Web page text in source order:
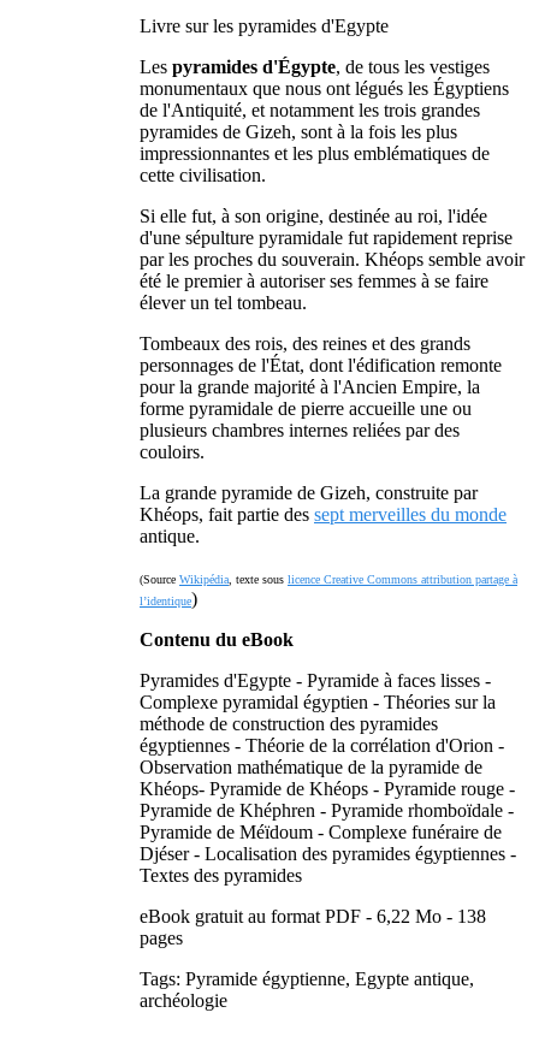
Livre sur les pyramides d'Egypte
Les pyramides d'Égypte, de tous les vestiges
monumentaux que nous ont légués les Égyptiens
de l'Antiquité, et notamment les trois grandes
pyramides de Gizeh, sont à la fois les plus
impressionnantes et les plus emblématiques de
cette civilisation.
Si elle fut, à son origine, destinée au roi, l'idée
d'une sépulture pyramidale fut rapidement reprise
par les proches du souverain. Khéops semble avoir
été le premier à autoriser ses femmes à se faire
élever un tel tombeau.
Tombeaux des rois, des reines et des grands
personnages de l'État, dont l'édification remonte
pour la grande majorité à l'Ancien Empire, la
forme pyramidale de pierre accueille une ou
plusieurs chambres internes reliées par des
couloirs.
La grande pyramide de Gizeh, construite par
Khéops, fait partie des sept merveilles du monde
antique.
(Source Wikipédia , texte sous licence Creative Commons attribution partage à
l’identique)
Contenu du eBook
Pyramides d'Egypte - Pyramide à faces lisses -
Complexe pyramidal égyptien - Théories sur la
méthode de construction des pyramides
égyptiennes - Théorie de la corrélation d'Orion -
Observation mathématique de la pyramide de
Khéops- Pyramide de Khéops - Pyramide rouge -
Pyramide de Khéphren - Pyramide rhomboïdale -
Pyramide de Méïdoum - Complexe funéraire de
Djéser - Localisation des pyramides égyptiennes -
Textes des pyramides
eBook gratuit au format PDF - 6,22 Mo - 138
pages
Tags: Pyramide égyptienne, Egypte antique,
archéologie